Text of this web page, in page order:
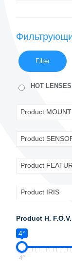
Filter
HOT LENSES
Product MOUNT
Product
Product
Product IRIS
Product H. F.O.V.
4°
4°